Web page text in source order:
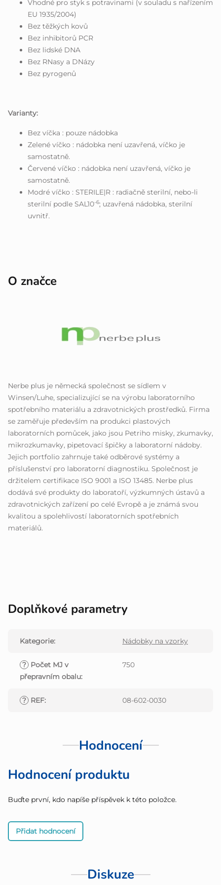
Vhodné pro styk s potravinami (v souladu s nařízením
EU 1935/2004)
Bez těžkých kovů
Bez inhibitorů PCR
Bez lidské DNA
Bez RNasy a DNázy
Bez pyrogenů
Varianty:
Bez víčka : pouze nádobka
Zelené víčko : nádobka není uzavřená, víčko je
samostatně.
Červené víčko : nádobka není uzavřená, víčko je
samostatně.
Modré víčko : STERILE|R : radiačně sterilní, nebo-li
sterilní podle SAL10-6; uzavřená nádobka, sterilní
uvnitř.
O značce
Nerbe plus je německá společnost se sídlem v
Winsen/Luhe, specializující se na výrobu laboratorního
spotřebního materiálu a zdravotnických prostředků. Firma
se zaměřuje především na produkci plastových
laboratorních pomůcek, jako jsou Petriho misky, zkumavky,
mikrozkumavky, pipetovací špičky a laboratorní nádoby.
Jejich portfolio zahrnuje také odběrové systémy a
příslušenství pro laboratorní diagnostiku. Společnost je
držitelem certifikace ISO 9001 a ISO 13485. Nerbe plus
dodává své produkty do laboratoří, výzkumných ústavů a
zdravotnických zařízení po celé Evropě a je známá svou
kvalitou a spolehlivostí laboratorních spotřebních
materiálů.
Doplňkové parametry
Kategorie: Nádobky na vzorky
? Počet MJ v
přepravním obalu:
750
? REF: 08-602-0030
Hodnocení
Hodnocení produktu
Buďte první, kdo napíše příspěvek k této položce.
Přidat hodnocení
Diskuze